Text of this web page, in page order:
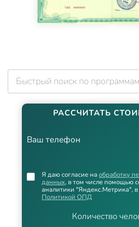
РАССЧИТАТЬ
Ваш телефон
Количество
Я даю согласие на обработку
данных, в том числе помощью
аналитики "Яндекс.Метрика", в
Политикой ОПД